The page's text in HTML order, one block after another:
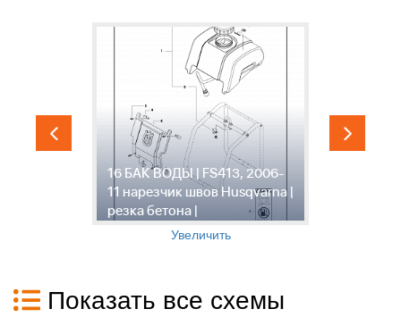
16 БАК ВОДЫ | FS413, 2006-
11 нарезчик швов Husqvarna |
резка бетона |
Увеличить
Показать все схемы